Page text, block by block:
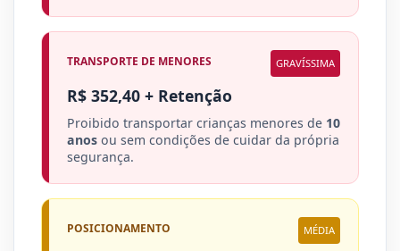
TRANSPORTE DE MENORES GRAVÍSSIMA
R$ 352,40 + Retenção
Proibido transportar crianças menores de 10
anos ou sem condições de cuidar da própria
segurança.
POSICIONAMENTO MÉDIA